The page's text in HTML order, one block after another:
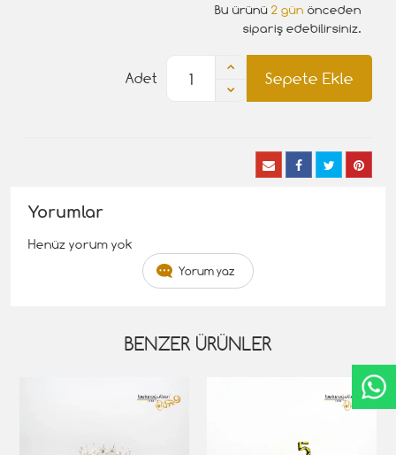
Bu ürünü 2 gün önceden
sipariş edebilirsiniz.
Sepete Ekle
Adet
Yorumlar
Henüz yorum yok
Yorum yaz
BENZER ÜRÜNLER